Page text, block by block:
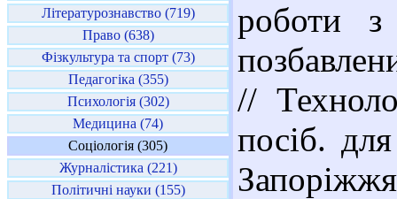
Літературознавство (719)
Право (638)
Фізкультура та спорт (73)
Педагогіка (355)
Психологія (302)
Медицина (74)
Соціологія (305)
Журналістика (221)
Політичні науки (155)
роботи з
//
посіб.